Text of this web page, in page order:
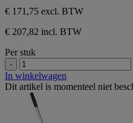
€ 171,75 excl. BTW
€ 207,82 incl. BTW
Per stuk
-
In winkelwagen
Dit artikel is momenteel niet